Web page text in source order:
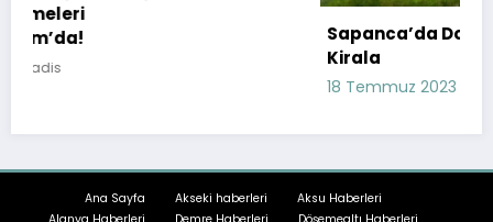
Sapanca’da Doğa ile İç İçe Bir Tatil:
Ana Sayfa Akseki haberleri
Aksu Haberleri